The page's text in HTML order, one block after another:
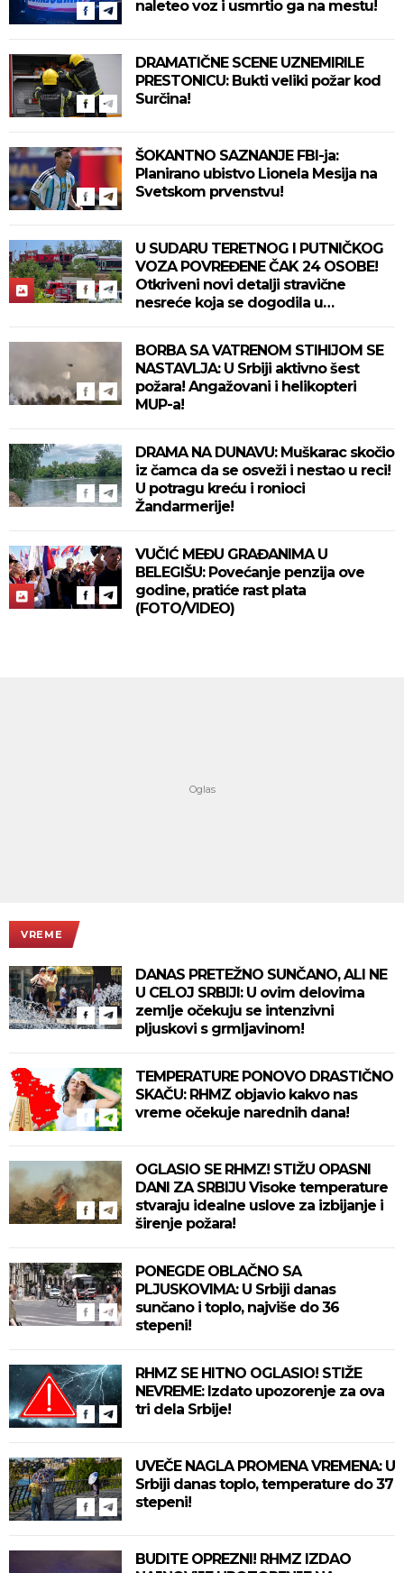
naleteo voz i usmrtio ga na mestu!
DRAMATIČNE SCENE UZNEMIRILE
PRESTONICU: Bukti veliki požar kod
Surčina!
ŠOKANTNO SAZNANJE FBI-ja:
Planirano ubistvo Lionela Mesija na
Svetskom prvenstvu!
U SUDARU TERETNOG I PUTNIČKOG
VOZA POVREĐENE ČAK 24 OSOBE!
Otkriveni novi detalji stravične
nesreće koja se dogodila u
BORBA SA VATRENOM STIHIJOM SE
NASTAVLJA: U Srbiji aktivno šest
požara! Angažovani i helikopteri
MUP-a!
DRAMA NA DUNAVU: Muškarac skočio
iz čamca da se osveži i nestao u reci!
U potragu kreću i ronioci
Žandarmerije!
VUČIĆ MEĐU GRAĐANIMA U
BELEGIŠU: Povećanje penzija ove
godine, pratiće rast plata
(FOTO/VIDEO)
VREME
DANAS PRETEŽNO SUNČANO, ALI NE
U CELOJ SRBIJI: U ovim delovima
zemlje očekuju se intenzivni
pljuskovi s grmljavinom!
TEMPERATURE PONOVO DRASTIČNO
SKAČU: RHMZ objavio kakvo nas
vreme očekuje narednih dana!
OGLASIO SE RHMZ! STIŽU OPASNI
DANI ZA SRBIJU Visoke temperature
stvaraju idealne uslove za izbijanje i
širenje požara!
PONEGDE OBLAČNO SA
PLJUSKOVIMA: U Srbiji danas
sunčano i toplo, najviše do 36
stepeni!
RHMZ SE HITNO OGLASIO! STIŽE
NEVREME: Izdato upozorenje za ova
tri dela Srbije!
UVEČE NAGLA PROMENA VREMENA: U
Srbiji danas toplo, temperature do 37
stepeni!
BUDITE OPREZNI! RHMZ IZDAO